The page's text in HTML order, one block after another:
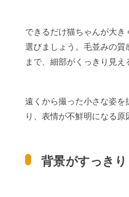
できるだけ猫ちゃんが大
選びましょう。毛並みの質
まで、細部がくっきり見え
遠くから撮った小さな姿
り、表情が不鮮明になる原
背景がすっき